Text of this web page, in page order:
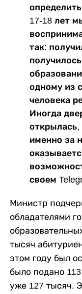
17-18 лет
так:
одному из
человека
Иногда
открылась,
именно за
своем
Министр
обладателями
тысяч
этом году был
было подано
уже 127 тысяч.